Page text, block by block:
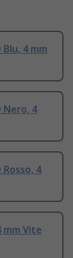
4 mm
Nero, 4
4
mm Vite